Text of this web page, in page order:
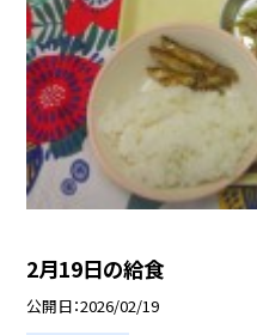
2月19日の給食
公開日 2026/02/19